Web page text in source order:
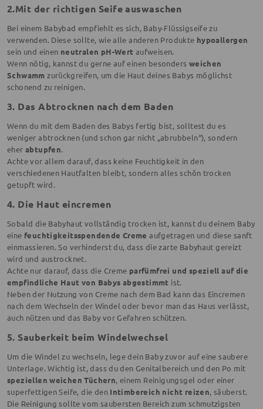
2.Mit der richtigen Seife auswaschen
Bei einem Babybad empfiehlt es sich, Baby-Flüssigseife zu
verwenden. Diese sollte, wie alle anderen Produkte hypoallergen
sein und einen neutralen pH-Wert aufweisen.
Wenn nötig, kannst du gerne auf einen besonders weichen
Schwamm zurückgreifen, um die Haut deines Babys möglichst
schonend zu reinigen.
3. Das Abtrocknen nach dem Baden
Wenn du mit dem Baden des Babys fertig bist, solltest du es
weniger abtrocknen (und schon gar nicht „abrubbeln“), sondern
eher abtupfen.
Achte vor allem darauf, dass keine Feuchtigkeit in den
verschiedenen Hautfalten bleibt, sondern alles schön trocken
getupft wird.
4. Die Haut eincremen
Sobald die Babyhaut vollständig trocken ist, kannst du deinem Baby
eine feuchtigkeitsspendende Creme aufgetragen und diese sanft
einmassieren. So verhinderst du, dass die zarte Babyhaut gereizt
wird und austrocknet.
Achte nur darauf, dass die Creme parfümfrei und speziell auf die
empfindliche Haut von Babys abgestimmt ist.
Neben der Nutzung von Creme nach dem Bad kann das Eincremen
nach dem Wechseln der Windel oder bevor man das Haus verlässt,
auch nützen und das Baby vor Gefahren schützen.
5. Sauberkeit beim Windelwechsel
Um die Windel zu wechseln, lege dein Baby zuvor auf eine saubere
Unterlage. Wichtig ist, dass du den Genitalbereich und den Po mit
speziellen weichen Tüchern, einem Reinigungsgel oder einer
superfettigen Seife, die den Intimbereich nicht reizen, säuberst.
Die Reinigung sollte vom saubersten Bereich zum schmutzigsten